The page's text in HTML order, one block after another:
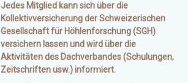
Jedes Mitglied kann sich über die
Kollektivversicherung der Schweizerischen
Gesellschaft für Höhlenforschung (SGH)
versichern lassen und wird über die
Aktivitäten des Dachverbandes (Schulungen,
Zeitschriften usw.) informiert.